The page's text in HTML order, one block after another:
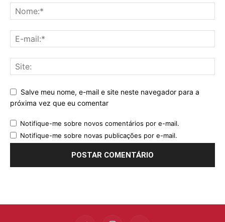
Salve meu nome, e-mail e site neste navegador para a
próxima vez que eu comentar
Notifique-me sobre novos comentários por e-mail.
Notifique-me sobre novas publicações por e-mail.